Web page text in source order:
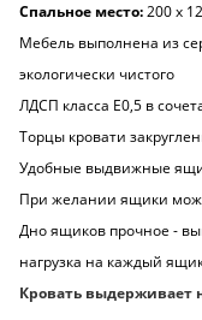
Cпальное место:200 х
Мебель выполнена из
экологически чистого
ЛДСП класса Е0,5 в
Торцы кровати
Удобные выдвижные
При желании ящики
Дно ящиков прочное -
нагрузка на каждый
Кровать выдерживает